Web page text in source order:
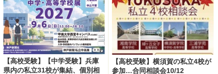
【高校受験】【中学受験】兵庫
県内の私立31校が集結、個別相
【高校受験】横須賀の私立4校が
参加…合同相談会10/12